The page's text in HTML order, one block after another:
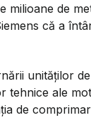
milioane de
că a
unităților
tehnice ale
de